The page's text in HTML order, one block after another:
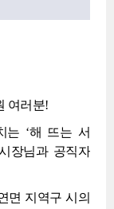
여러분!
는 ‘해 뜨는 서
장님과 공직자
면 지역구 시의